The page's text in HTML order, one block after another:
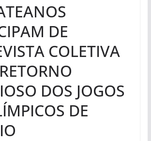
DE
COLETIVA
DOS JOGOS
DE